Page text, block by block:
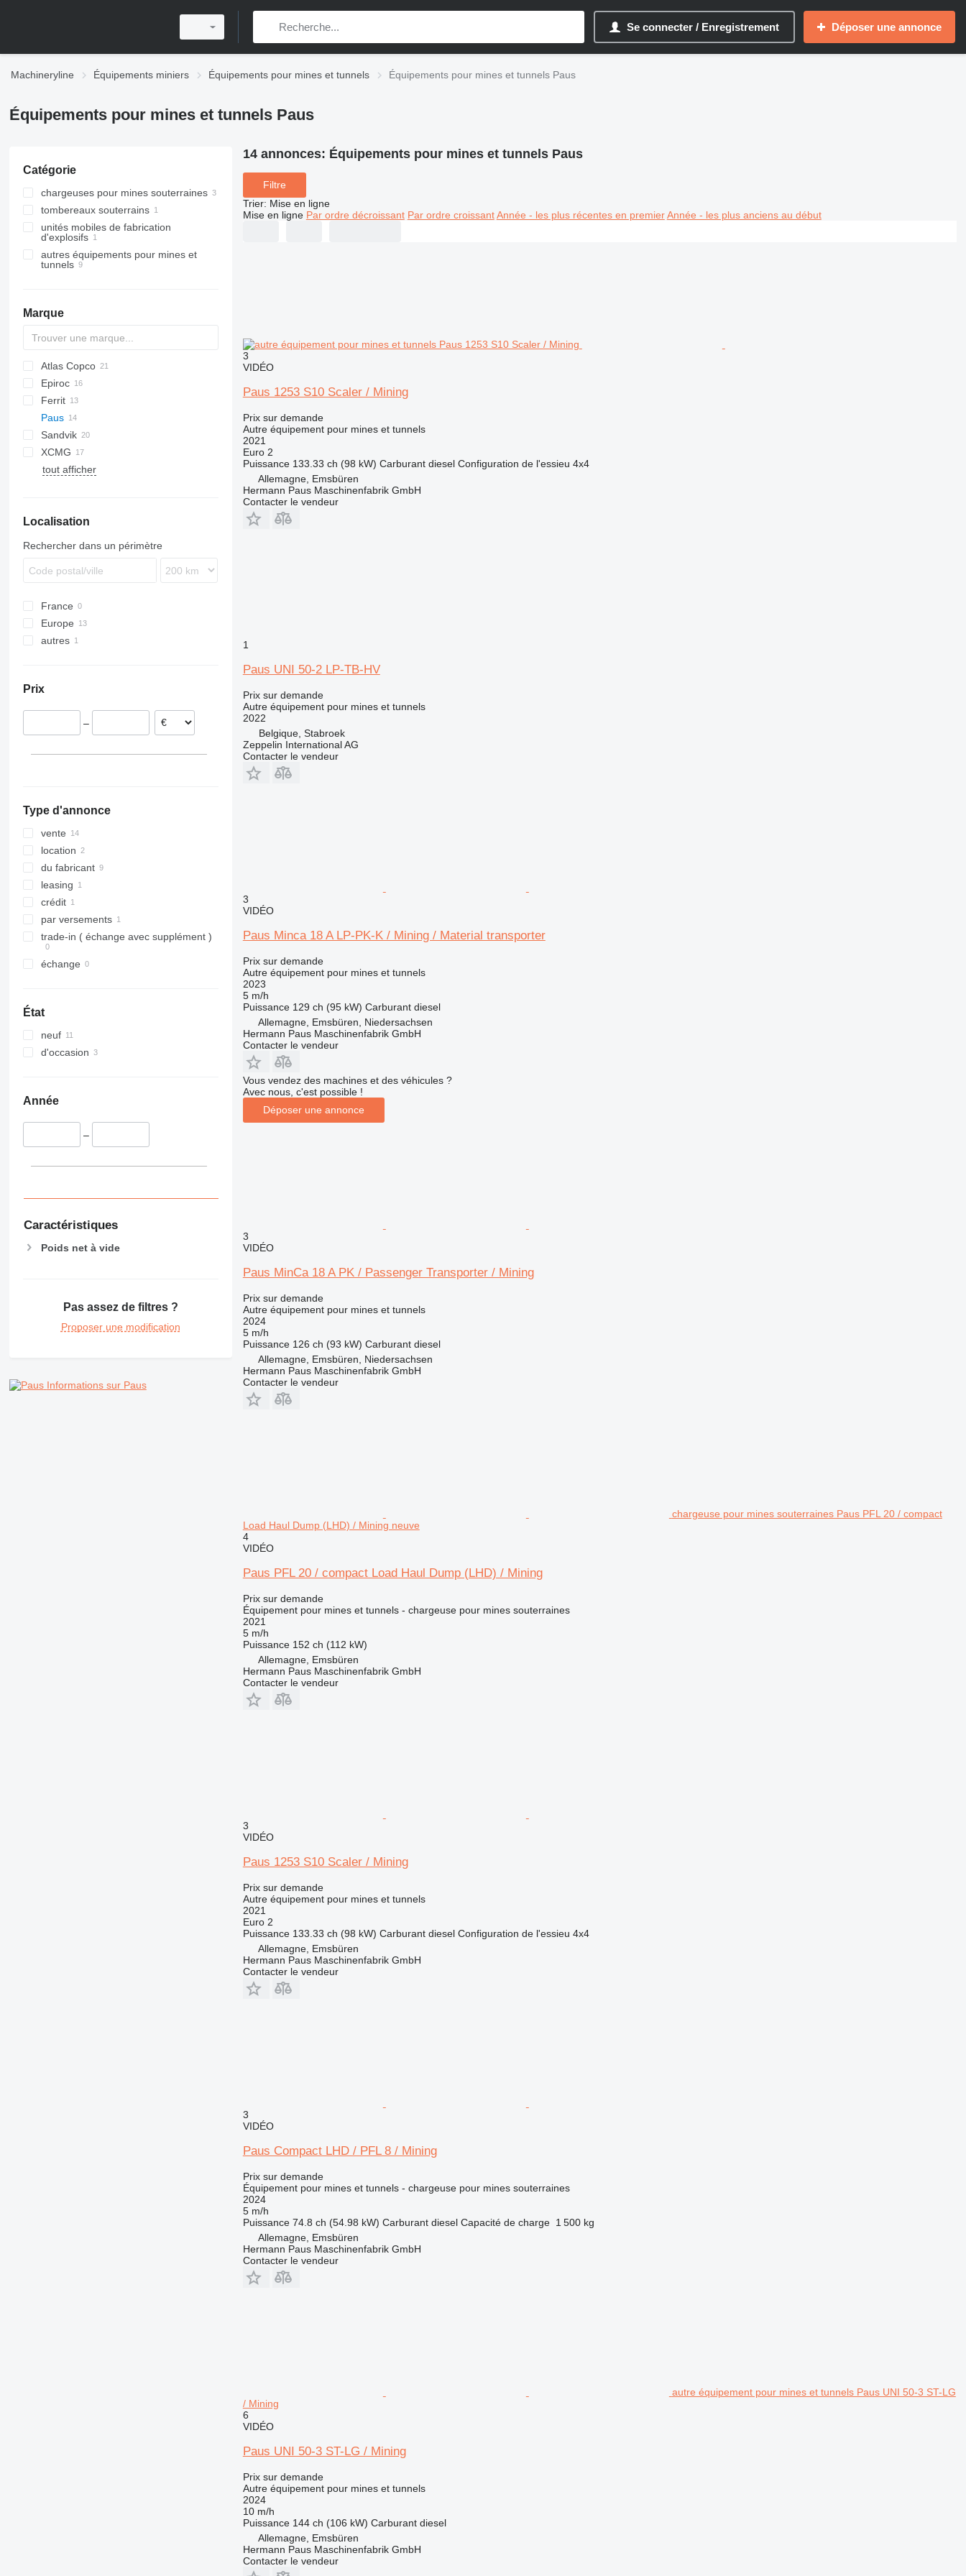
Se connecter / Enregistrement Déposer une annonce
Machineryline Équipements miniers Équipements pour mines et tunnels Équipements pour mines et tunnels Paus
Équipements pour mines et tunnels Paus
Catégorie
chargeuses pour mines souterraines
tombereaux souterrains
unités mobiles de fabrication
d'explosifs
autres équipements pour mines et
tunnels
Marque
AL
Atlas Copco
160
321
992
BTS
Epiroc
Boomer
Ferrit
BT
DLPA
DLZ
DNK
PLP
ZHN
R-series
MST
Paus
Sandvik
LH
Toro
EW
XCMG
tout afficher
Localisation
Rechercher dans un périmètre
France
Europe
Allemagne
autres
Prix
–
Type d'annonce
vente
location
du fabricant
leasing
crédit
par versements
trade-in ( échange avec supplément )
échange
État
neuf
d'occasion
Année
–
Caractéristiques
Poids net à vide
Pas assez de filtres ?
Proposer une modification
Informations sur Paus
14 annonces: Équipements pour mines et tunnels Paus
Filtre
Trier: Mise en ligne
Mise en ligne Par ordre décroissant Par ordre croissant Année - les plus récentes en premier Année - les plus anciens au début
3
VIDÉO
Paus 1253 S10 Scaler / Mining
Prix sur demande
Autre équipement pour mines et tunnels
2021
Euro 2
Puissance 133.33 ch (98 kW) Carburant diesel Configuration de l'essieu 4x4
Allemagne, Emsbüren
Hermann Paus Maschinenfabrik GmbH
Contacter le vendeur
1
Paus UNI 50-2 LP-TB-HV
Prix sur demande
Autre équipement pour mines et tunnels
2022
Belgique, Stabroek
Zeppelin International AG
Contacter le vendeur
3
VIDÉO
Paus Minca 18 A LP-PK-K / Mining / Material transporter
Prix sur demande
Autre équipement pour mines et tunnels
2023
5 m/h
Puissance 129 ch (95 kW) Carburant diesel
Allemagne, Emsbüren, Niedersachsen
Hermann Paus Maschinenfabrik GmbH
Contacter le vendeur
Vous vendez des machines et des véhicules ?
Avec nous, c'est possible !
Déposer une annonce
3
VIDÉO
Paus MinCa 18 A PK / Passenger Transporter / Mining
Prix sur demande
Autre équipement pour mines et tunnels
2024
5 m/h
Puissance 126 ch (93 kW) Carburant diesel
Allemagne, Emsbüren, Niedersachsen
Hermann Paus Maschinenfabrik GmbH
Contacter le vendeur
chargeuse pour mines souterraines Paus PFL 20 / compact
Load Haul Dump (LHD) / Mining neuve
4
VIDÉO
Paus PFL 20 / compact Load Haul Dump (LHD) / Mining
Prix sur demande
Équipement pour mines et tunnels - chargeuse pour mines souterraines
2021
5 m/h
Puissance 152 ch (112 kW)
Allemagne, Emsbüren
Hermann Paus Maschinenfabrik GmbH
Contacter le vendeur
3
VIDÉO
Paus 1253 S10 Scaler / Mining
Prix sur demande
Autre équipement pour mines et tunnels
2021
Euro 2
Puissance 133.33 ch (98 kW) Carburant diesel Configuration de l'essieu 4x4
Allemagne, Emsbüren
Hermann Paus Maschinenfabrik GmbH
Contacter le vendeur
3
VIDÉO
Paus Compact LHD / PFL 8 / Mining
Prix sur demande
Équipement pour mines et tunnels - chargeuse pour mines souterraines
2024
5 m/h
Puissance 74.8 ch (54.98 kW) Carburant diesel Capacité de charge 1 500 kg
Allemagne, Emsbüren
Hermann Paus Maschinenfabrik GmbH
Contacter le vendeur
autre équipement pour mines et tunnels Paus UNI 50-3 ST-LG
/ Mining
6
VIDÉO
Paus UNI 50-3 ST-LG / Mining
Prix sur demande
Autre équipement pour mines et tunnels
2024
10 m/h
Puissance 144 ch (106 kW) Carburant diesel
Allemagne, Emsbüren
Hermann Paus Maschinenfabrik GmbH
Contacter le vendeur